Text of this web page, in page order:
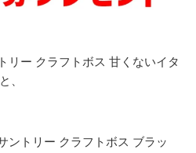
リー クラフトボス 甘くないイタ
、
ントリー クラフトボス ブラッ